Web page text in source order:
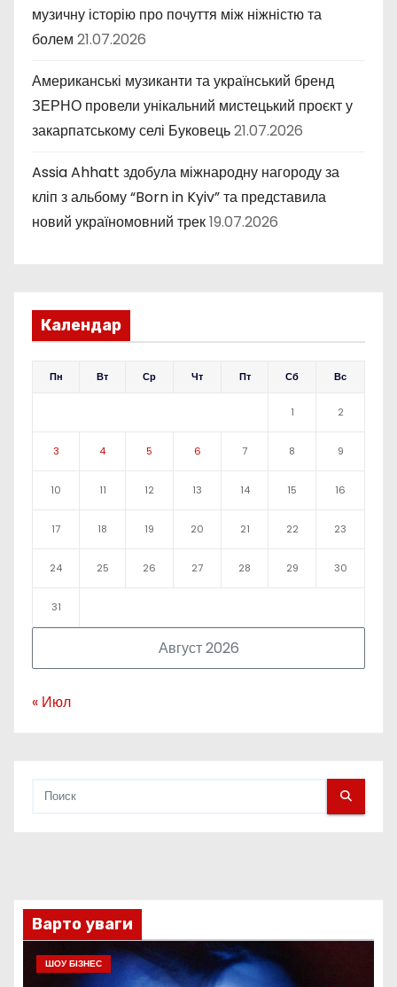
музичну історію про почуття між ніжністю та
болем 21.07.2026
Американські музиканти та український бренд
ЗЕРНО провели унікальний мистецький проєкт у
закарпатському селі Буковець21.07.2026
Assia Ahhatt здобула міжнародну нагороду за
кліп з альбому “Born in Kyiv” та представила
новий україномовний трек19.07.2026
Календар
Август 2026
Пн Вт Ср Чт Пт Сб Вс
1 2
3 4 5 6 7 8 9
10 11 12 13 14 15 16
17 18 19 20 21 22 23
24 25 26 27 28 29 30
31
« Июл
Варто уваги
ШОУ БІЗНЕС